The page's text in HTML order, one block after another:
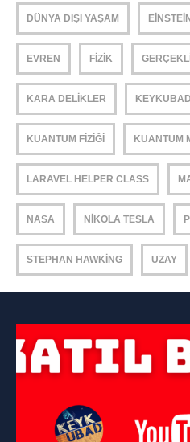
DÜNYA DIŞI YAŞAM EINSTEIN
EVREN FIZIK
KARA DELIKLER
KUANTUM FIZIĞI KUANTUM
LARAVEL HELPER CLASS
NASA NIKOLA TESLA
STEPHAN HAWKING UZAY